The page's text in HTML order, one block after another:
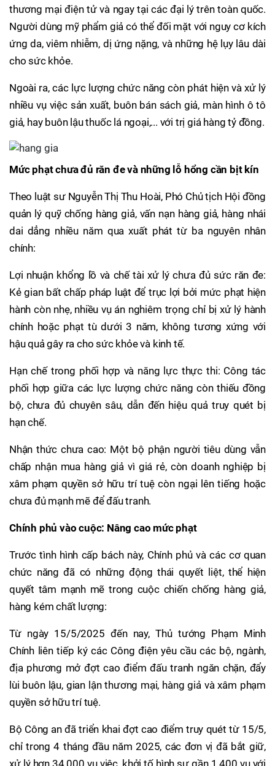
thương mại điện tử và ngay tại các đại lý trên toàn quốc.
Người dùng mỹ phẩm giả có thể đối mặt với nguy cơ kích
ứng da, viêm nhiễm, dị ứng nặng, và những hệ lụy lâu dài
cho sức khỏe.
Ngoài ra, các lực lượng chức năng còn phát hiện và xử lý
nhiều vụ việc sản xuất, buôn bán sách giả, màn hình ô tô
giả, hay buôn lậu thuốc lá ngoại,... với trị giá hàng tỷ đồng.
Mức phạt chưa đủ răn đe và những lỗ hổng cần bịt kín
Theo luật sư Nguyễn Thị Thu Hoài, Phó Chủ tịch Hội đồng
quản lý quỹ chống hàng giả, vấn nạn hàng giả, hàng nhái
dai dẳng nhiều năm qua xuất phát từ ba nguyên nhân
chính:
Lợi nhuận khổng lồ và chế tài xử lý chưa đủ sức răn đe:
Kẻ gian bất chấp pháp luật để trục lợi bởi mức phạt hiện
hành còn nhẹ, nhiều vụ án nghiêm trọng chỉ bị xử lý hành
chính hoặc phạt tù dưới 3 năm, không tương xứng với
hậu quả gây ra cho sức khỏe và kinh tế.
Hạn chế trong phối hợp và năng lực thực thi: Công tác
phối hợp giữa các lực lượng chức năng còn thiếu đồng
bộ, chưa đủ chuyên sâu, dẫn đến hiệu quả truy quét bị
hạn chế.
Nhận thức chưa cao: Một bộ phận người tiêu dùng vẫn
chấp nhận mua hàng giả vì giá rẻ, còn doanh nghiệp bị
xâm phạm quyền sở hữu trí tuệ còn ngại lên tiếng hoặc
chưa đủ mạnh mẽ để đấu tranh.
Chính phủ vào cuộc: Nâng cao mức phạt
Trước tình hình cấp bách này, Chính phủ và các cơ quan
chức năng đã có những động thái quyết liệt, thể hiện
quyết tâm mạnh mẽ trong cuộc chiến chống hàng giả,
hàng kém chất lượng:
Từ ngày 15/5/2025 đến nay, Thủ tướng Phạm Minh
Chính liên tiếp ký các Công điện yêu cầu các bộ, ngành,
địa phương mở đợt cao điểm đấu tranh ngăn chặn, đẩy
lùi buôn lậu, gian lận thương mại, hàng giả và xâm phạm
quyền sở hữu trí tuệ.
Bộ Công an đã triển khai đợt cao điểm truy quét từ 15/5,
chỉ trong 4 tháng đầu năm 2025, các đơn vị đã bắt giữ,
xử lý hơn 34.000 vụ việc, khởi tố hình sự gần 1.400 vụ với